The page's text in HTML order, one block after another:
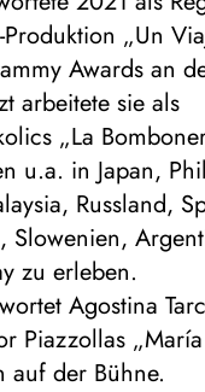
„Un
Awards an
arbeitete sie als
„La
u.a. in Japan,
Russland,
Slowenien,
zu erleben.
Agostina
Piazzollas
auf der Bühne.